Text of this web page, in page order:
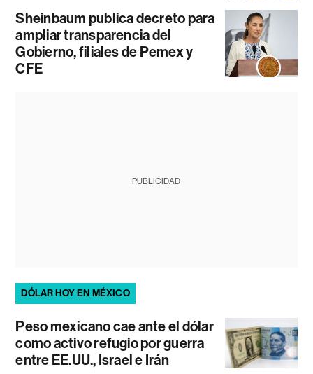
Sheinbaum publica decreto para
ampliar transparencia del
Gobierno, filiales de Pemex y
CFE
PUBLICIDAD
DÓLAR HOY EN MÉXICO
Peso mexicano cae ante el dólar
como activo refugio por guerra
entre EE.UU., Israel e Irán